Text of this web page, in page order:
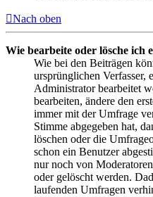
Nach oben
Wie bearbeite oder lösche ich
Wie bei den Beiträgen
ursprünglichen Verfasser,
Administrator bearbeitet
bearbeiten, ändere den
immer mit der Umfrage
Stimme abgegeben hat,
löschen oder die
schon ein Benutzer
nur noch von
oder gelöscht werden.
laufenden Umfragen